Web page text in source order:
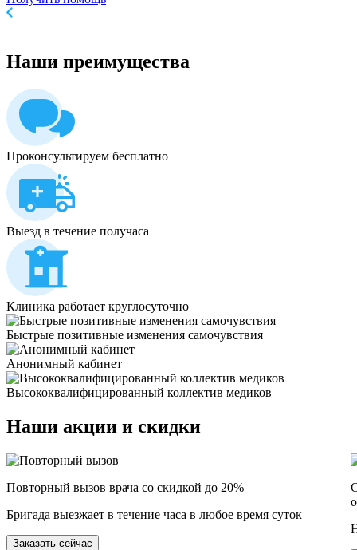
Наши преимущества
Проконсультируем бесплатно
Выезд в течение получаса
Клиника работает круглосуточно
Быстрые позитивные изменения самочувствия
Анонимный кабинет
Высококвалифицированный коллектив медиков
Наши акции и скидки
Повторный вызов врача со скидкой до 20%
Бригада выезжает в течение часа в любое время суток
Заказать сейчас